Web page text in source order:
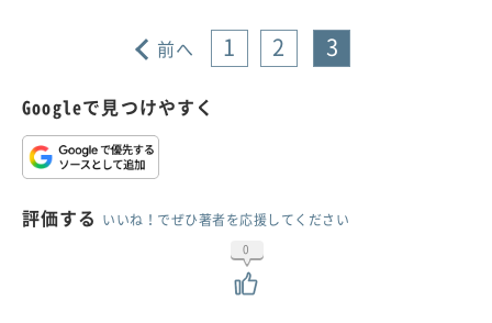
前へ 1 2 3
Googleで見つけやすく
評価する いいね！でぜひ著者を応援してください
0